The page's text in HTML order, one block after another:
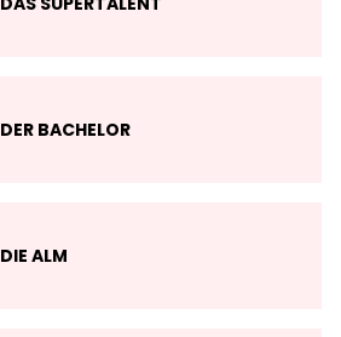
DER BACHELOR
DIE ALM